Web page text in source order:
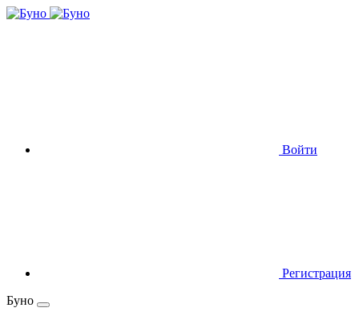
Войти
Регистрация
Буно